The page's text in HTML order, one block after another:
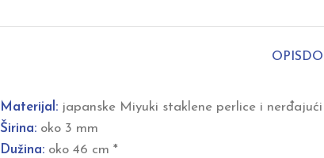
OPIS
Materijal: japanske Miyuki staklene perlice i
Širina: oko 3 mm
Dužina: oko 46 cm *